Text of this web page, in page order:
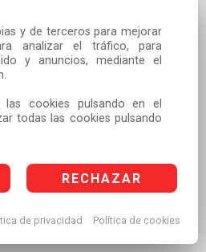
y de terceros para mejorar
analizar el tráfico, para
y anuncios, mediante el
las cookies pulsando en el
todas las cookies pulsando
RECHAZAR
de privacidad Política de cookies